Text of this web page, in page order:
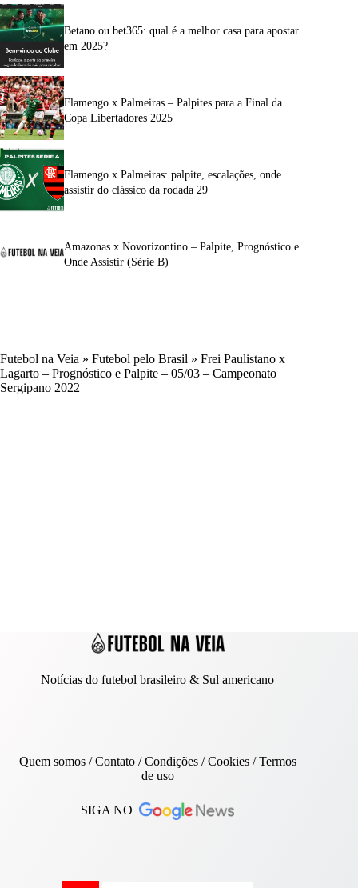
Betano ou bet365: qual é a melhor casa para apostar
em 2025?
Flamengo x Palmeiras – Palpites para a Final da
Copa Libertadores 2025
Flamengo x Palmeiras: palpite, escalações, onde
assistir do clássico da rodada 29
Amazonas x Novorizontino – Palpite, Prognóstico e
Onde Assistir (Série B)
Futebol na Veia » Futebol pelo Brasil » Frei Paulistano x
Lagarto – Prognóstico e Palpite – 05/03 – Campeonato
Sergipano 2022
Notícias do futebol brasileiro & Sul americano
Quem somos/Contato/ Condições /Cookies/Termos
de uso
SIGA NO